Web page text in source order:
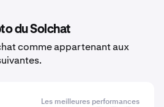
du Solchat
comme appartenant aux
Les meilleures performances